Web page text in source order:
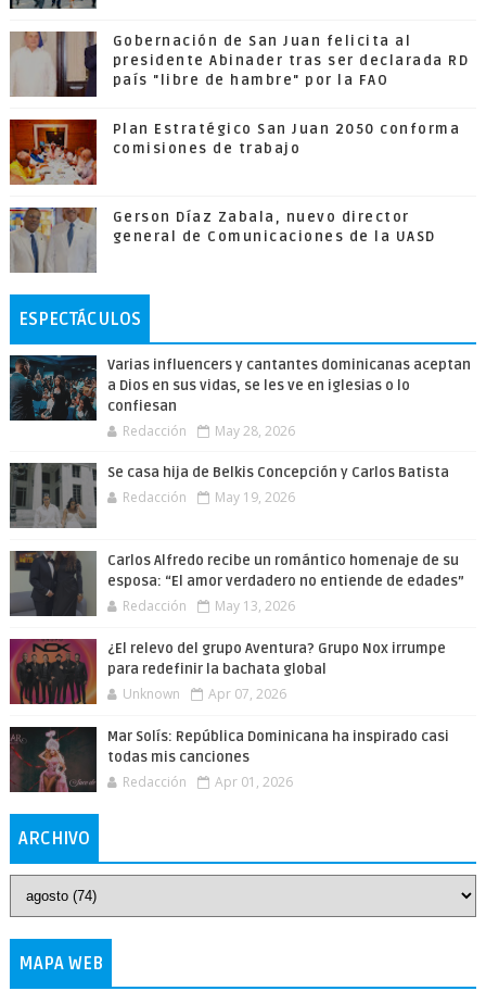
Gobernación de San Juan felicita al
presidente Abinader tras ser declarada RD
país "libre de hambre" por la FAO
Plan Estratégico San Juan 2050 conforma
comisiones de trabajo
Gerson Díaz Zabala, nuevo director
general de Comunicaciones de la UASD
ESPECTÁCULOS
Varias influencers y cantantes dominicanas aceptan
a Dios en sus vidas, se les ve en iglesias o lo
confiesan
Redacción May 28, 2026
Se casa hija de Belkis Concepción y Carlos Batista
Redacción May 19, 2026
Carlos Alfredo recibe un romántico homenaje de su
esposa: “El amor verdadero no entiende de edades”
Redacción May 13, 2026
¿El relevo del grupo Aventura? Grupo Nox irrumpe
para redefinir la bachata global
Unknown Apr 07, 2026
Mar Solís: República Dominicana ha inspirado casi
todas mis canciones
Redacción Apr 01, 2026
ARCHIVO
MAPA WEB